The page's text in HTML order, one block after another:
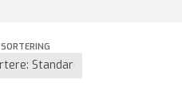
SORTERING
Trykk ENTER for å søke